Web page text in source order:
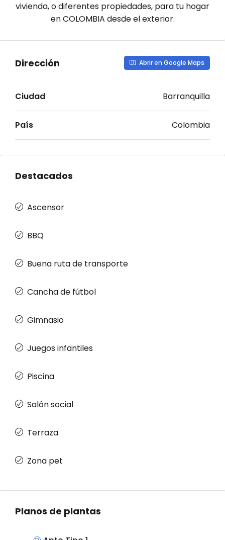
vivienda, o diferentes propiedades, para tu hogar
en COLOMBIA desde el exterior.
Dirección Abrir en Google Maps
Ciudad Barranquilla
País Colombia
Destacados
Ascensor
BBQ
Buena ruta de transporte
Cancha de fútbol
Gimnasio
Juegos infantiles
Piscina
Salón social
Terraza
Zona pet
Planos de plantas